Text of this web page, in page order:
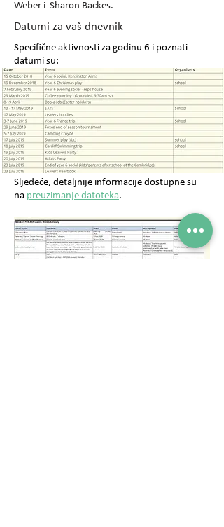
Weber i Sharon Backes.
Datumi za vaš dnevnik
Specifične aktivnosti za godinu 6 i poznati
datumi su:
Sljedeće, detaljnije informacije dostupne su
na preuzimanje datoteka.